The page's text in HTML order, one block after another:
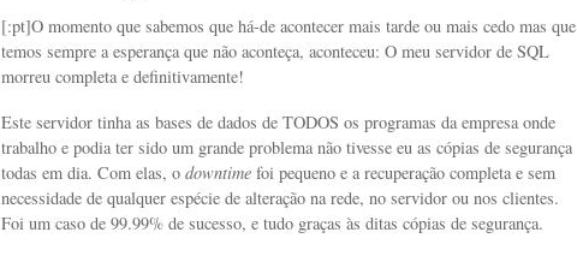
[:pt]O momento que sabemos que há-de acontecer mais tarde ou mais cedo mas que
temos sempre a esperança que não aconteça, aconteceu: O meu servidor de SQL
morreu completa e definitivamente!
Este servidor tinha as bases de dados de TODOS os programas da empresa onde
trabalho e podia ter sido um grande problema não tivesse eu as cópias de segurança
todas em dia. Com elas, o downtime foi pequeno e a recuperação completa e sem
necessidade de qualquer espécie de alteração na rede, no servidor ou nos clientes.
Foi um caso de 99.99% de sucesso, e tudo graças às ditas cópias de segurança.